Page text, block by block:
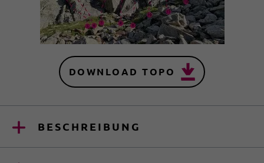
DOWNLOAD TOPO
BESCHREIBUNG